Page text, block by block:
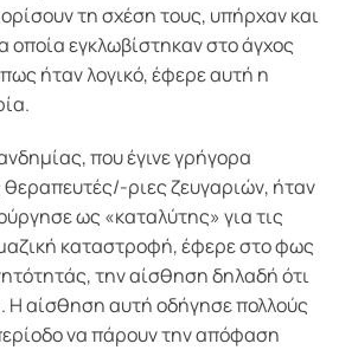
τη σχέση τους, υπήρχαν και
οποία εγκλωβίστηκαν στο άγχος
ήταν λογικό, έφερε αυτή η
που έγινε γρήγορα
ριες ζευγαριών, ήταν
ως «καταλύτης» για τις
καταστροφή, έφερε στο φως
την αίσθηση δηλαδή ότι
Η αίσθηση αυτή οδήγησε πολλούς
να πάρουν την απόφαση